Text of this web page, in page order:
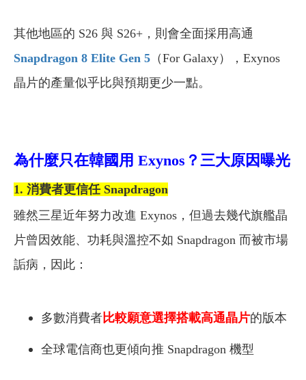
其他地區的 S26 與 S26+，則會全面採用高通
Snapdragon 8 Elite Gen 5 （For Galaxy），Exynos
晶片的產量似乎比與預期更少一點。
為什麼只在韓國用 Exynos？三大原因曝光
1. 消費者更信任 Snapdragon
雖然三星近年努力改進 Exynos，但過去幾代旗艦晶
片曾因效能、功耗與溫控不如 Snapdragon 而被市場
詬病，因此：
多數消費者比較願意選擇搭載高通晶片的版本
全球電信商也更傾向推 Snapdragon 機型